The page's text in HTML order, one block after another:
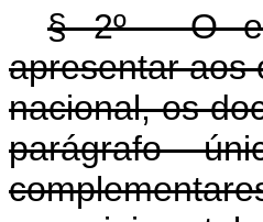
§ 2º - O
apresentar aos
nacional, os
parágrafo